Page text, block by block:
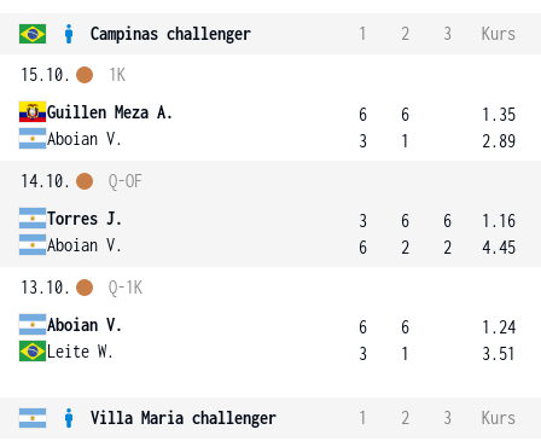
Campinas challenger 1 2 3
Kurs
15.10.
Guillen Meza A.
Aboian V.
1K
6
3
6
1
1.35
2.89
14.10.
Torres J.
Aboian V.
Q-OF
3
6
6
2
6
2
1.16
4.45
13.10.
Aboian V.
Leite W.
Q-1K
6
3
6
1
1.24
3.51
Villa Maria challenger 1 2 3
Kurs